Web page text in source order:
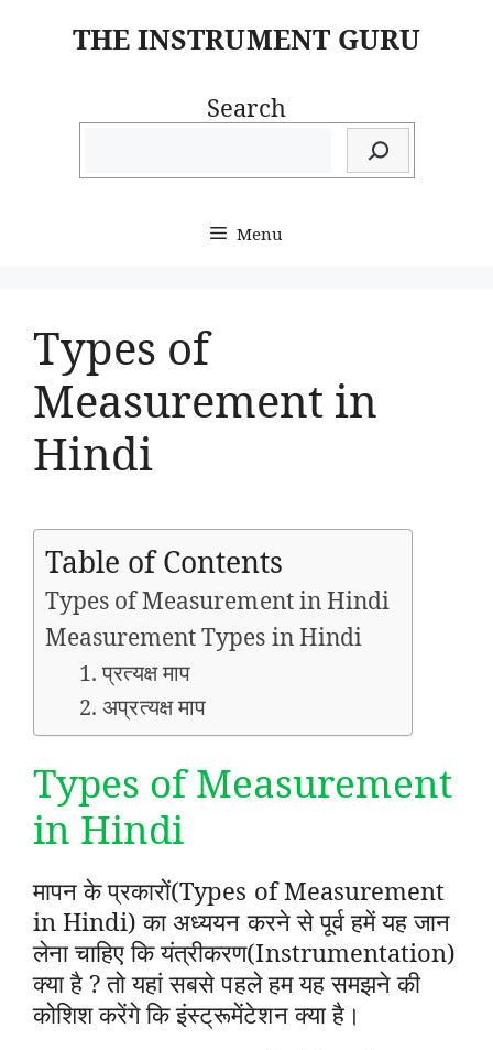
THE INSTRUMENT GURU
Search
Menu
Types of
Measurement in
Hindi
Table of Contents
Types of Measurement in Hindi
Measurement Types in Hindi
1. प्रत्यक्ष माप
2. अप्रत्यक्ष माप
Types of Measurement
in Hindi
मापन के प्रकारों(Types of Measurement
in Hindi) का अध्ययन करने से पूर्व हमें यह जान
लेना चाहिए कि यंत्रीकरण(Instrumentation)
क्या है ? तो यहां सबसे पहले हम यह समझने की
कोशिश करेंगे कि इंस्ट्रूमेंटेशन क्या है।